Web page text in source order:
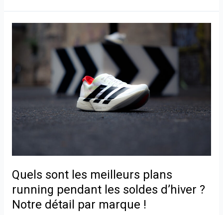
Quels sont les meilleurs plans
running pendant les soldes d’hiver ?
Notre détail par marque !
meilleurs
les
détail
par
marque